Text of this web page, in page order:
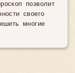
позволит
своего
многие